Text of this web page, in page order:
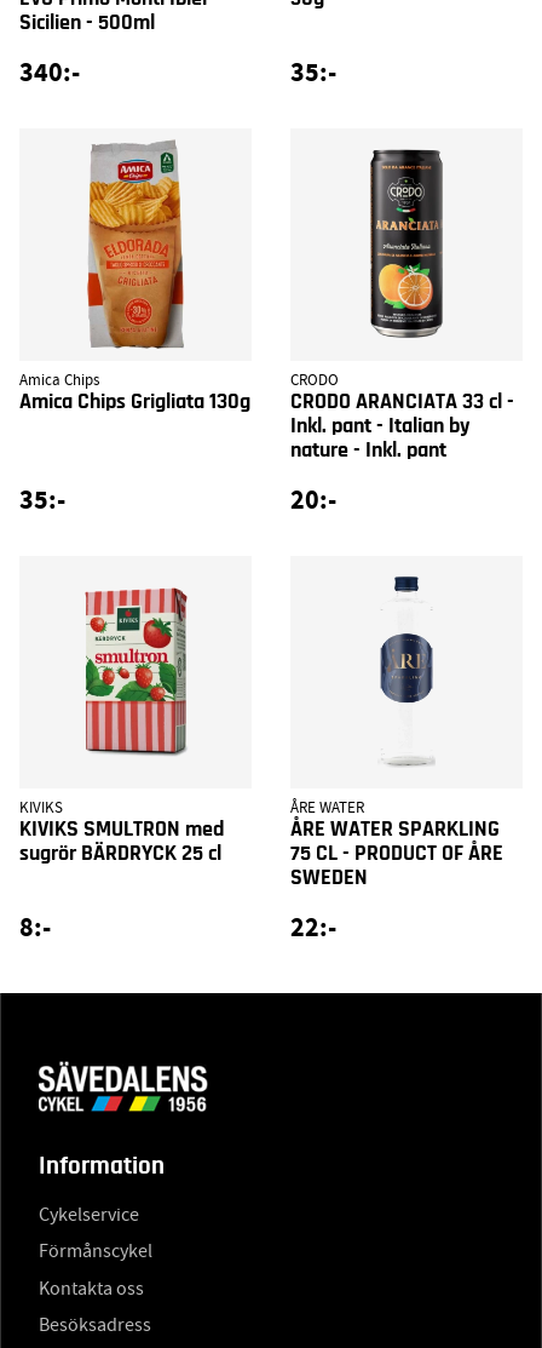
Sicilien - 500ml
340:- 35:-
Amica Chips
Amica Chips Grigliata 130g
35:-
CRODO
CRODO ARANCIATA 33 cl -
Inkl. pant - Italian by
nature - Inkl. pant
20:-
KIVIKS
KIVIKS SMULTRON med
sugrör BÄRDRYCK 25 cl
8:-
ÅRE WATER
ÅRE WATER SPARKLING
75 CL - PRODUCT OF ÅRE
SWEDEN
22:-
Information
Cykelservice
Förmånscykel
Kontakta oss
Besöksadress